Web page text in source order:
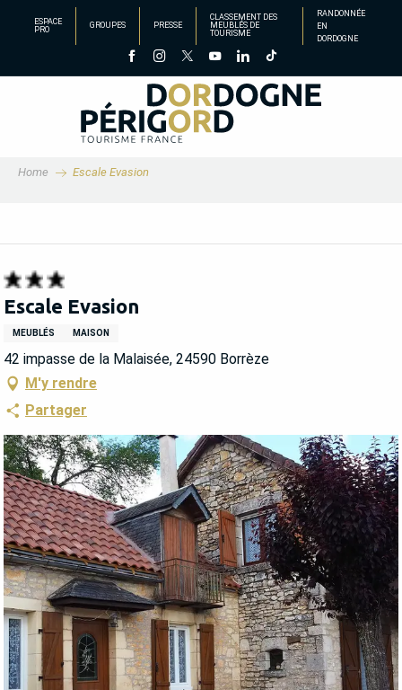
principal
ESPACE
PRO
GROUPES PRESSE
CLASSEMENT DES
MEUBLÉS DE
TOURISME
RANDONNÉE
EN
DORDOGNE
Home Escale Evasion
Escale Evasion
MEUBLÉS MAISON
42 impasse de la Malaisée, 24590 Borrèze
M'y rendre
Partager